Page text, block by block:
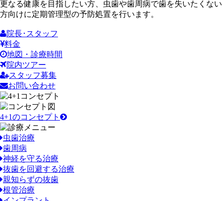
更なる健康を目指したい方、虫歯や歯周病で歯を失いたくない
方向けに定期管理型の予防処置を行います。
院長･スタッフ
料金
地図・診療時間
院内ツアー
スタッフ募集
お問い合わせ
4+1のコンセプト
虫歯治療
歯周病
神経を守る治療
抜歯を回避する治療
親知らずの抜歯
根管治療